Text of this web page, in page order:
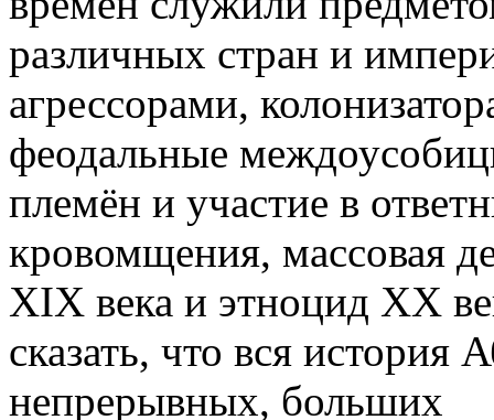
различных стран и
агрессорами,
феодальные
племён и участие в
кровомщения, массовая
XIX века и этноцид ХХ
сказать, что вся история
непрерывных, больших